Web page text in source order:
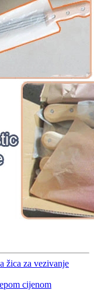
žica za vezivanje
cijenom